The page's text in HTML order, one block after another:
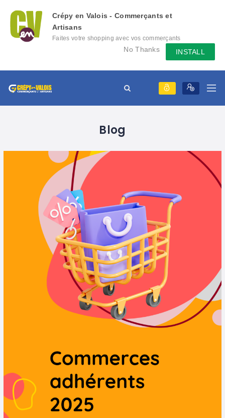
Crépy en Valois - Commerçants et
Artisans
Faites votre shopping avec vos commerçants
locaux depuis votre mobile, échangez des
messages avec eux, consultez le évènement
No Thanks INSTALL
Blog